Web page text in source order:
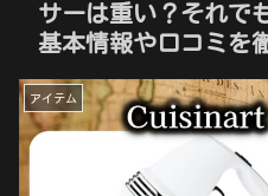
サーは重い？それで
基本情報や口コミを
アイテム